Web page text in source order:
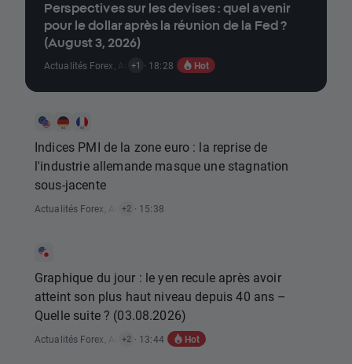
Perspectives sur les devises : quel avenir
pour le dollar après la réunion de la Fed ?
(August 3, 2026)
Actualités Forex Actualités Rapports Économiques
+1 · 18:28 Hot
Indices PMI de la zone euro : la reprise de
l'industrie allemande masque une stagnation
sous-jacente
Actualités Forex Actualités Indices
+2 · 15:38
Graphique du jour : le yen recule après avoir
atteint son plus haut niveau depuis 40 ans –
Quelle suite ? (03.08.2026)
Actualités Forex Actualités Matières Premières
+2 · 13:44 Hot